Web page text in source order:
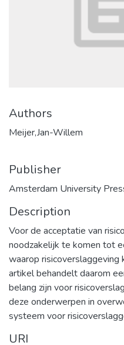
Authors
Meijer,Jan-Willem
Publisher
Amsterdam University
Description
Voor de acceptatie van
noodzakelijk te komen tot
waarop
artikel behandelt daarom
belang zijn voor
deze onderwerpen in
systeem voor
URI